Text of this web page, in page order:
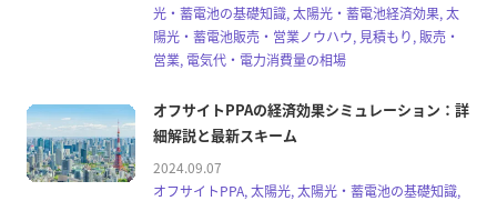
光・蓄電池の基礎知識, 太陽光・蓄電池経済効果, 太
陽光・蓄電池販売・営業ノウハウ, 見積もり, 販売・
営業, 電気代・電力消費量の相場
オフサイトPPAの経済効果シミュレーション：詳
細解説と最新スキーム
2024.09.07
オフサイトPPA, 太陽光, 太陽光・蓄電池の基礎知識,